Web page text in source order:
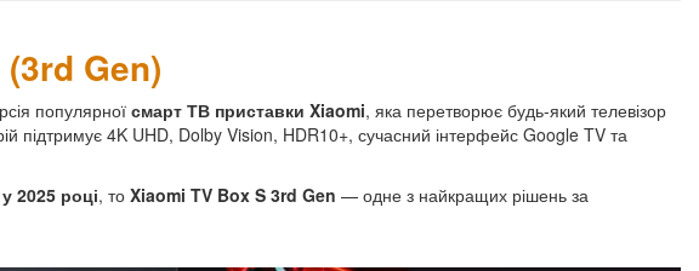
Gen)
популярної смарт ТВ приставки Xiaomi, яка перетворює будь-який телевізор
підтримує 4K UHD, Dolby Vision, HDR10+, сучасний інтерфейс Google TV та
2025 році, то Xiaomi TV Box S 3rd Gen — одне з найкращих рішень за